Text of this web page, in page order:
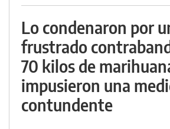
Lo condenaron por
frustrado
70 kilos de
impusieron una
contundente